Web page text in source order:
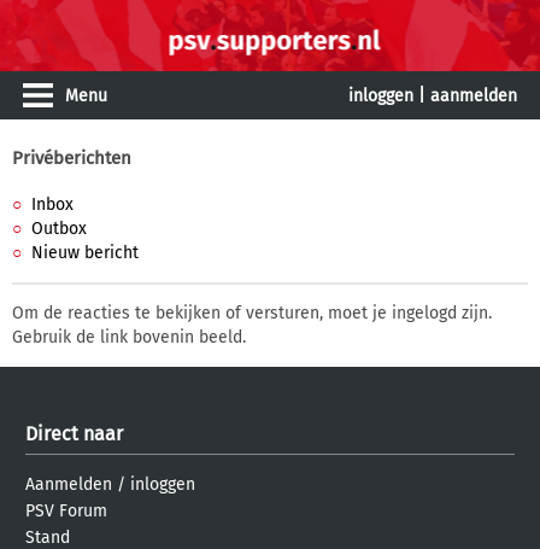
Menu inloggen aanmelden
Privéberichten
Inbox
Outbox
Nieuw bericht
Om de reacties te bekijken of versturen, moet je ingelogd zijn.
Gebruik de link bovenin beeld.
Direct naar
Aanmelden / inloggen
PSV Forum
Stand